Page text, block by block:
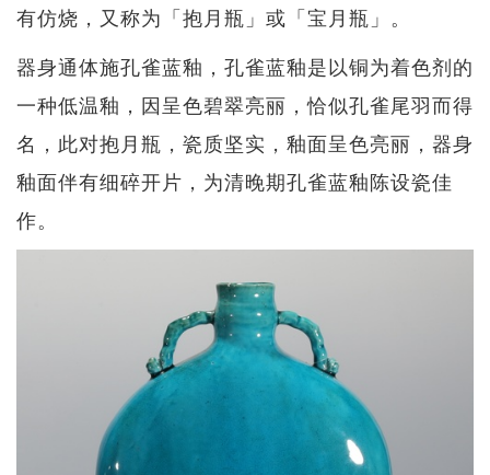
有仿烧，又称为「抱月瓶」或「宝月瓶」。
器身通体施孔雀蓝釉，孔雀蓝釉是以铜为着色剂的
一种低温釉，因呈色碧翠亮丽，恰似孔雀尾羽而得
名，此对抱月瓶，瓷质坚实，釉面呈色亮丽，器身
釉面伴有细碎开片，为清晚期孔雀蓝釉陈设瓷佳
作。